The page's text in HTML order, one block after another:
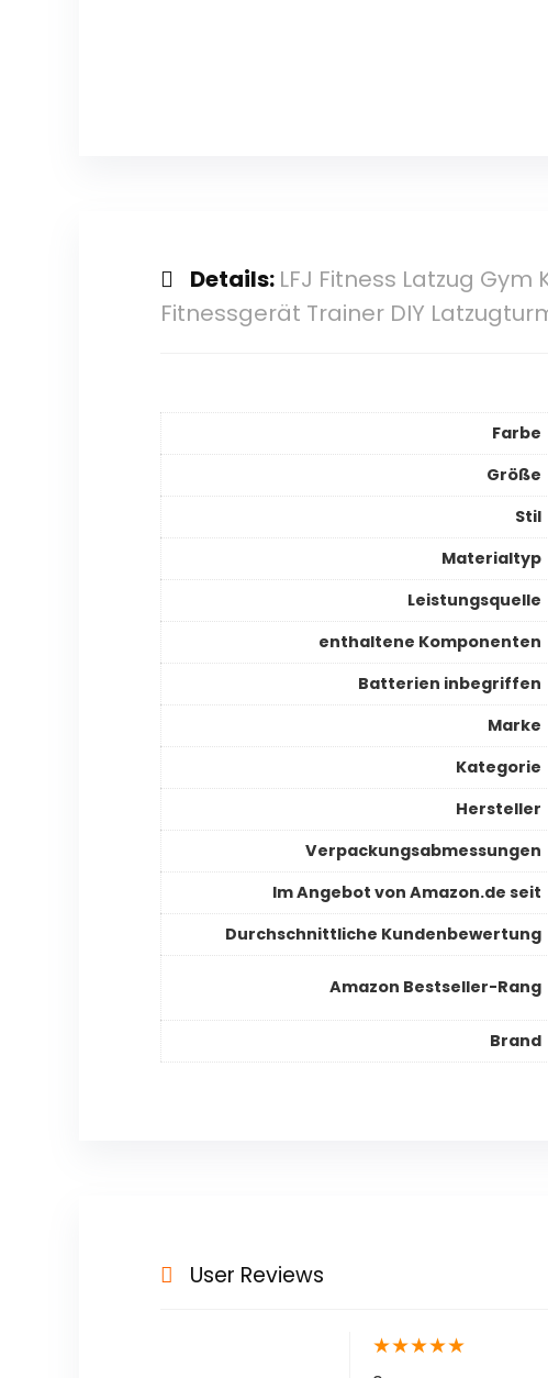
Details: LFJ Fitness Latzug
Fitnessgerät Trainer DIY
Farbe
Größe
Stil
Materialtyp
Leistungsquelle
enthaltene Komponenten
Batterien inbegriffen
Marke
Kategorie
Hersteller
Verpackungsabmessungen
Im Angebot von Amazon.de seit
Durchschnittliche Kundenbewertung
Amazon Bestseller-Rang
Brand
User Reviews
★★★★★